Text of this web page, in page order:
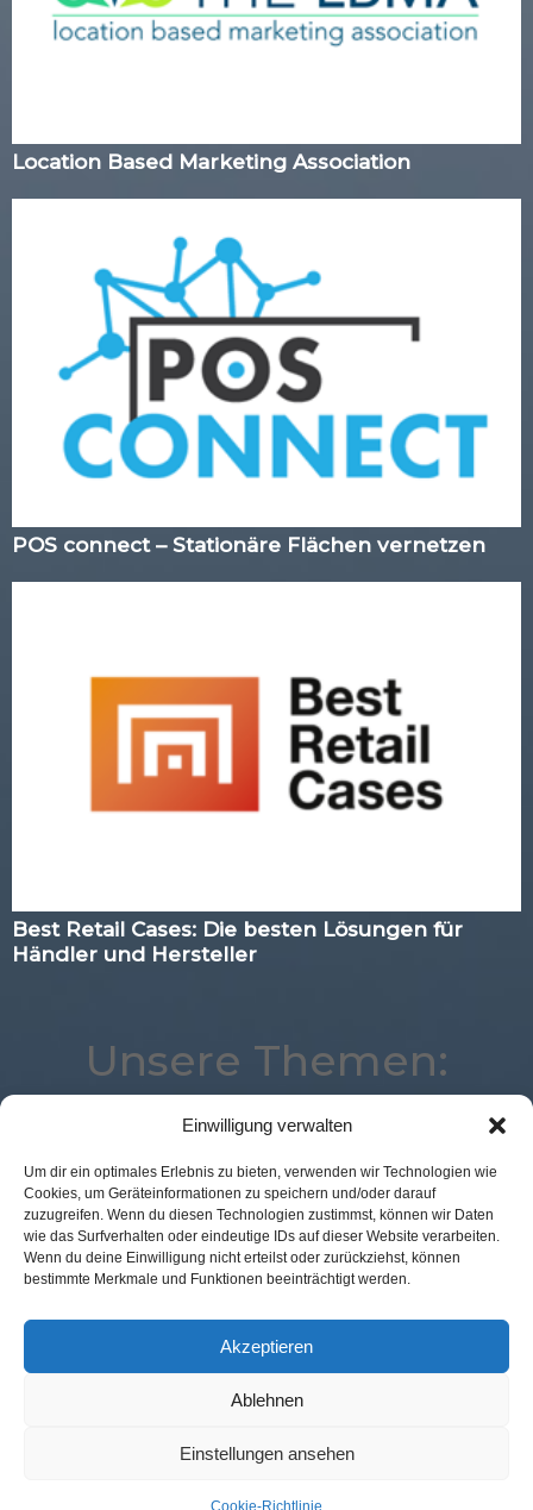
Einwilligung verwalten
Um dir ein optimales Erlebnis zu bieten, verwenden wir Technologien wie
Cookies, um Geräteinformationen zu speichern und/oder darauf
zuzugreifen. Wenn du diesen Technologien zustimmst, können wir Daten
wie das Surfverhalten oder eindeutige IDs auf dieser Website verarbeiten.
Wenn du deine Einwilligung nicht erteilst oder zurückziehst, können
bestimmte Merkmale und Funktionen beeinträchtigt werden.
Akzeptieren
Ablehnen
Einstellungen ansehen
Cookie-Richtlinie
Location Based Marketing Association
POS connect – Stationäre Flächen vernetzen
Best Retail Cases: Die besten Lösungen für
Händler und Hersteller
Unsere Themen:
Loyalty Augmented Reality Corona
POS Connect
Best Retail Cases
Kassenlose Läden
Künstliche Intelligenz
Payment
Logistik
Analytics
Marketing Voice
Location
eCommerce
Kontakt Redaktion Impressum Datenschutz